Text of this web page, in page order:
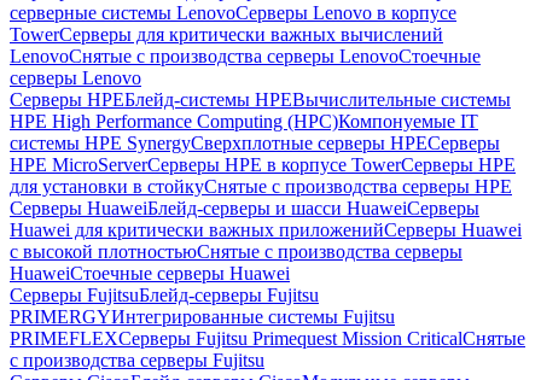
серверные системы LenovoСерверы Lenovo в корпусе
TowerСерверы для критически важных вычислений
LenovoСнятые с производства серверы LenovoСтоечные
серверы Lenovo
Серверы HPEБлейд-системы HPEВычислительные системы
HPE High Performance Computing (HPC)Компонуемые IT
системы HPE SynergyСверхплотные серверы HPEСерверы
HPE MicroServerСерверы HPE в корпусе TowerСерверы HPE
для установки в стойкуСнятые с производства серверы HPE
Серверы HuaweiБлейд-серверы и шасси HuaweiСерверы
Huawei для критически важных приложенийСерверы Huawei
с высокой плотностьюСнятые с производства серверы
HuaweiСтоечные серверы Huawei
Серверы FujitsuБлейд-серверы Fujitsu
PRIMERGYИнтегрированные системы Fujitsu
PRIMEFLEXСерверы Fujitsu Primequest Mission CriticalСнятые
с производства серверы Fujitsu